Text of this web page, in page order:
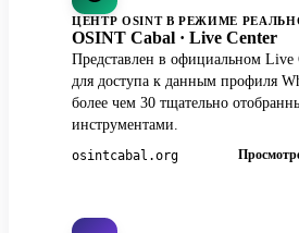
ЦЕНТР OSINT В РЕЖИМЕ
OSINT Cabal · Live Center
Представлен в официальном Live
для доступа к данным профиля
более чем 30 тщательно
инструментами.
osintcabal.org